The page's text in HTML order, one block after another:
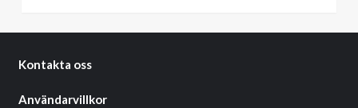
Kontakta oss
Användarvillkor